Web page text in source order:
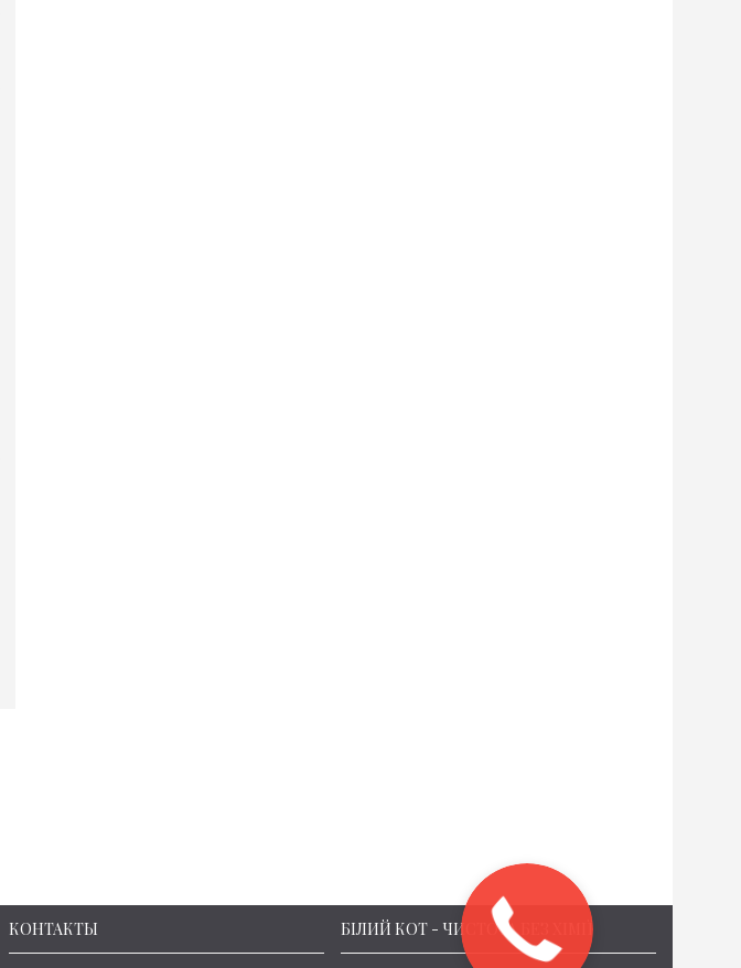
КОНТАКТЫ БІЛИЙ КОТ - ЧИСТОТА БЕЗ ХІМІЇ